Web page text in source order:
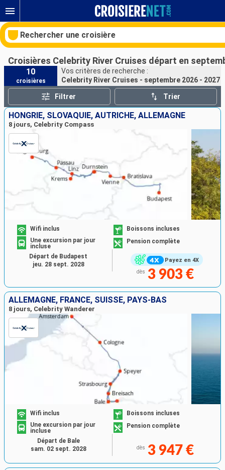
Rechercher une croisière
Nos destinations
Mois de départ
Ports
Croisières Celebrity River Cruises départ en
10
croisières
Vos critères de recherche :
Celebrity River Cruises - septembre 2026 - 2027
Filtrer Trier
HONGRIE, SLOVAQUIE, AUTRICHE, ALLEMAGNE
8 jours, Celebrity Compass
Payez en 4X
Wifi inclus
Boissons incluses
Une excursion par jour
incluse
Pension complète
dès 3 903 €
Départ de Budapest
jeu. 28 sept. 2028
ALLEMAGNE, FRANCE, SUISSE, PAYS-BAS
8 jours, Celebrity Wanderer
Wifi inclus
Boissons incluses
Une excursion par jour
incluse
Pension complète
dès 3 947 €
Départ de Bale
sam. 02 sept. 2028